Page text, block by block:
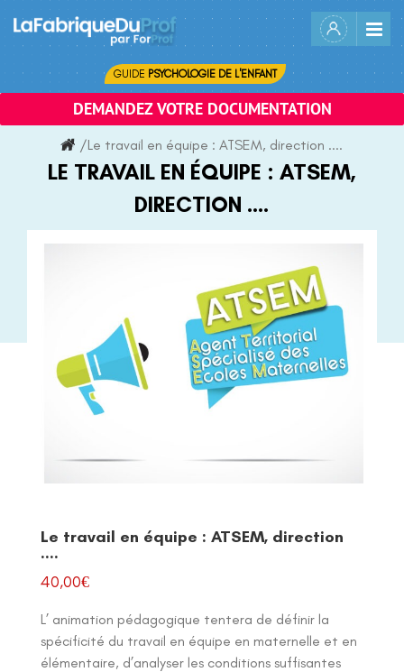
content
GUIDE PSYCHOLOGIE DE L'ENFANT
DEMANDEZ VOTRE DOCUMENTATION
/Le travail en équipe : ATSEM, direction ....
LE TRAVAIL EN ÉQUIPE : ATSEM,
DIRECTION ....
Le travail en équipe : ATSEM, direction
….
40,00€
L’ animation pédagogique tentera de définir la
spécificité du travail en équipe en maternelle et en
élémentaire, d’analyser les conditions suffisantes